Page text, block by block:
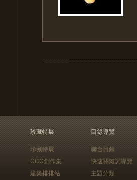
珍藏特展
珍藏特展
CCC創作集
建築排排站
目錄導覽
聯合目錄
快速關鍵詞導覽
主題分類